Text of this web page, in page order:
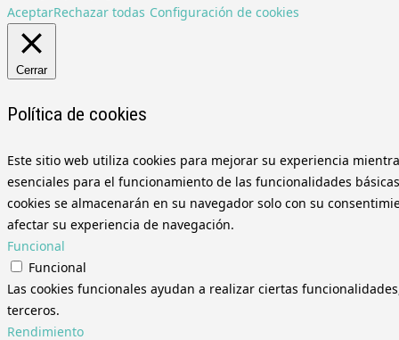
AceptarRechazar todas Configuración de cookies
Cerrar
Política de cookies
Este sitio web utiliza cookies para mejorar su experiencia
esenciales para el funcionamiento de las funcionalidades
cookies se almacenarán en su navegador solo con su
afectar su experiencia de navegación.
Funcional
Funcional
Las cookies funcionales ayudan a realizar ciertas
terceros.
Rendimiento